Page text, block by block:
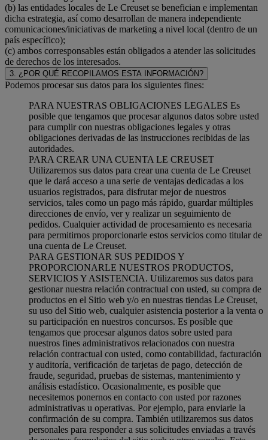
(b) las entidades locales de Le Creuset se benefician e implementan
dicha estrategia, así como desarrollan de manera independiente
comunicaciones/iniciativas de marketing a nivel local (dentro de un
país específico);
(c) ambos corresponsables están obligados a atender las solicitudes
de derechos de los interesados.
3. ¿POR QUÉ RECOPILAMOS ESTA INFORMACIÓN?
Podemos procesar sus datos para los siguientes fines:
PARA NUESTRAS OBLIGACIONES LEGALES Es
posible que tengamos que procesar algunos datos sobre usted
para cumplir con nuestras obligaciones legales y otras
obligaciones derivadas de las instrucciones recibidas de las
autoridades.
PARA CREAR UNA CUENTA LE CREUSET
Utilizaremos sus datos para crear una cuenta de Le Creuset
que le dará acceso a una serie de ventajas dedicadas a los
usuarios registrados, para disfrutar mejor de nuestros
servicios, tales como un pago más rápido, guardar múltiples
direcciones de envío, ver y realizar un seguimiento de
pedidos. Cualquier actividad de procesamiento es necesaria
para permitirnos proporcionarle estos servicios como titular de
una cuenta de Le Creuset.
PARA GESTIONAR SUS PEDIDOS Y
PROPORCIONARLE NUESTROS PRODUCTOS,
SERVICIOS Y ASISTENCIA. Utilizaremos sus datos para
gestionar nuestra relación contractual con usted, su compra de
productos en el Sitio web y/o en nuestras tiendas Le Creuset,
su uso del Sitio web, cualquier asistencia posterior a la venta o
su participación en nuestros concursos. Es posible que
tengamos que procesar algunos datos sobre usted para
nuestros fines administrativos relacionados con nuestra
relación contractual con usted, como contabilidad, facturación
y auditoría, verificación de tarjetas de pago, detección de
fraude, seguridad, pruebas de sistemas, mantenimiento y
análisis estadístico. Ocasionalmente, es posible que
necesitemos ponernos en contacto con usted por razones
administrativas u operativas. Por ejemplo, para enviarle la
confirmación de su compra. También utilizaremos sus datos
personales para responder a sus solicitudes enviadas a través